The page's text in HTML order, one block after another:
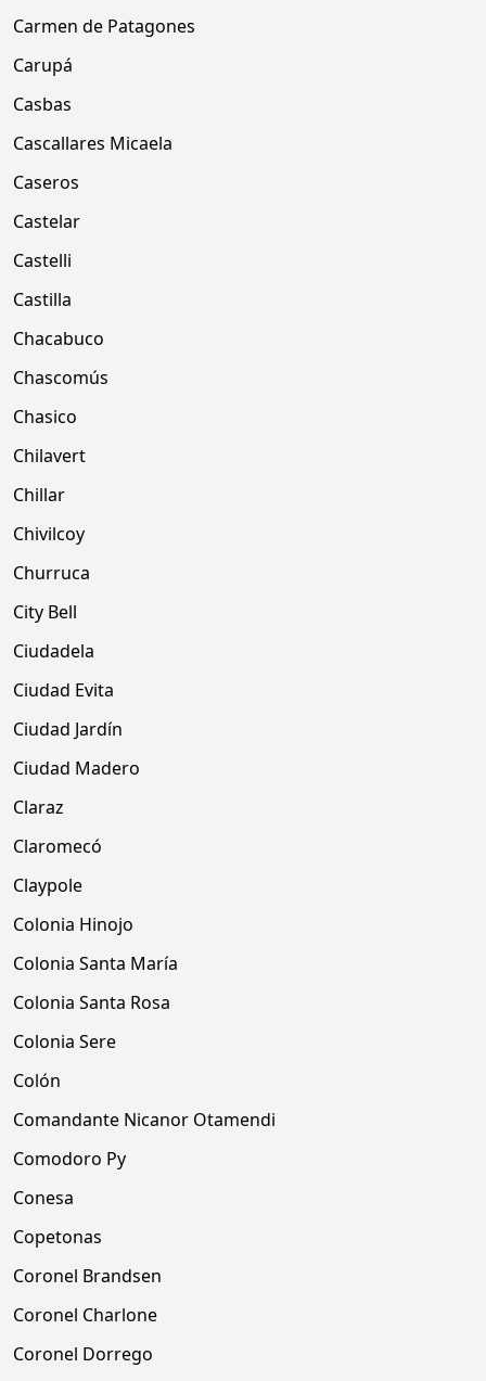
Carmen de Patagones
Carupá
Casbas
Cascallares Micaela
Caseros
Castelar
Castelli
Castilla
Chacabuco
Chascomús
Chasico
Chilavert
Chillar
Chivilcoy
Churruca
City Bell
Ciudadela
Ciudad Evita
Ciudad Jardín
Ciudad Madero
Claraz
Claromecó
Claypole
Colonia Hinojo
Colonia Santa María
Colonia Santa Rosa
Colonia Sere
Colón
Comandante Nicanor Otamendi
Comodoro Py
Conesa
Copetonas
Coronel Brandsen
Coronel Charlone
Coronel Dorrego